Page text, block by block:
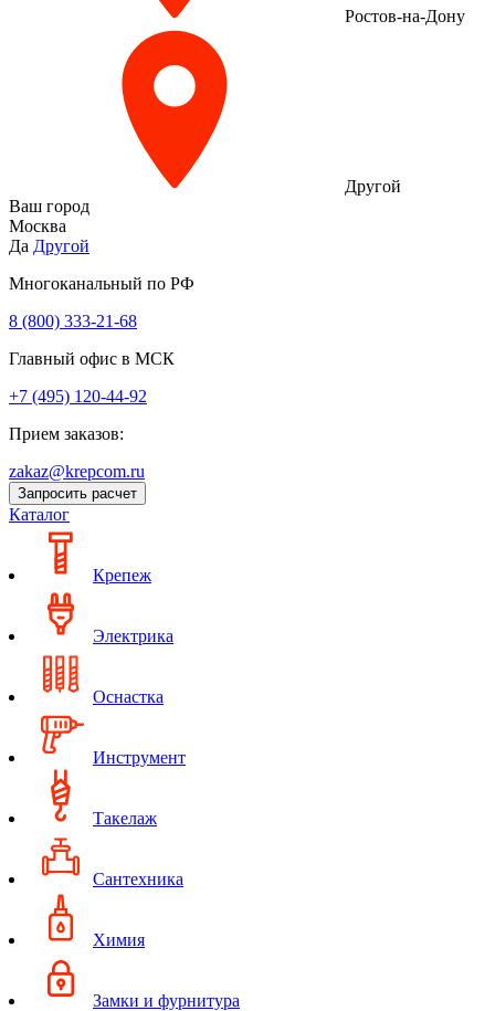
Ростов-на-Дону
Другой
Ваш город
Москва
Да Другой
Многоканальный по РФ
8 (800) 333‑21-68
Главный офис в МСК
+7 (495) 120-44-92
Прием заказов:
zakaz@krepcom.ru
Запросить расчет
Каталог
Крепеж
Электрика
Оснастка
Инструмент
Такелаж
Сантехника
Химия
Замки и фурнитура